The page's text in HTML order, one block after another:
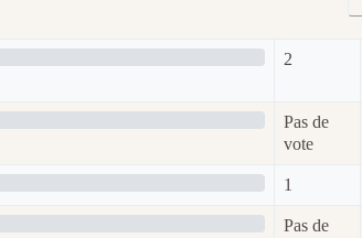
2
Pas de
vote
1
Pas de